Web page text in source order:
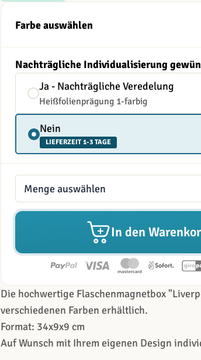
Farbe auswählen
Nachträgliche Individualisierung
Ja - Nachträgliche Veredelung
Heißfolienprägung 1-farbig
Nein
LIEFERZEIT 1-3 TAGE
Menge
In den
Die hochwertige Flaschenmagnetbox
verschiedenen Farben erhältlich.
Format: 34x9x9 cm
Auf Wunsch mit Ihrem eigenen Design